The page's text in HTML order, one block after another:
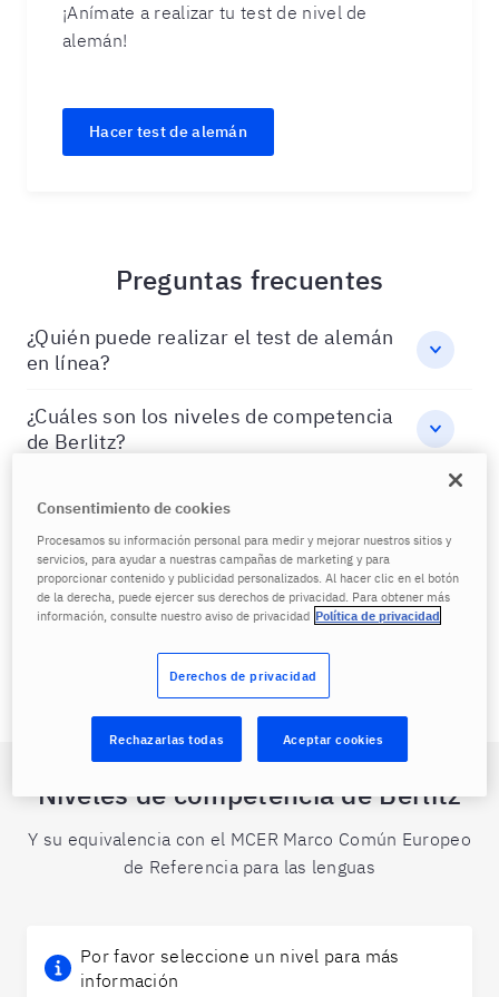
¡Anímate a realizar tu test de nivel de
alemán!
Hacer test de alemán
Preguntas frecuentes
¿Quién puede realizar el test de alemán
en línea?
¿Cuáles son los niveles de competencia
de Berlitz?
alemán?
¿Qué habilidades del lenguage evaluará
el test de alemán de Berlitz?
¿Por qué hacer el test de alemán de
Niveles de competencia de Berlitz
Y su equivalencia con el MCER Marco Común Europeo
de Referencia para las lenguas
Por favor seleccione un nivel para más
información
Consentimiento de cookies
Procesamos su información personal para medir y mejorar nuestros sitios y
servicios, para ayudar a nuestras campañas de marketing y para
proporcionar contenido y publicidad personalizados. Al hacer clic en el botón
de la derecha, puede ejercer sus derechos de privacidad. Para obtener más
información, consulte nuestro aviso de privacidad Política de privacidad
Derechos de privacidad
Rechazarlas todas Aceptar cookies